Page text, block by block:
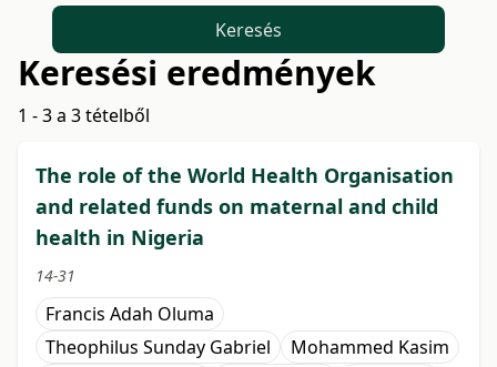
Keresés
Keresési eredmények
1 - 3 a 3 tételből
The role of the World Health Organisation
and related funds on maternal and child
health in Nigeria
14-31
Francis Adah Oluma
Theophilus Sunday Gabriel
Mohammed Kasim